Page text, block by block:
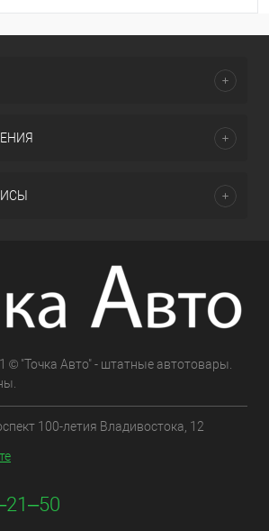
© "Точка Авто" - штатные автотовары.
100-летия Владивостока, 12